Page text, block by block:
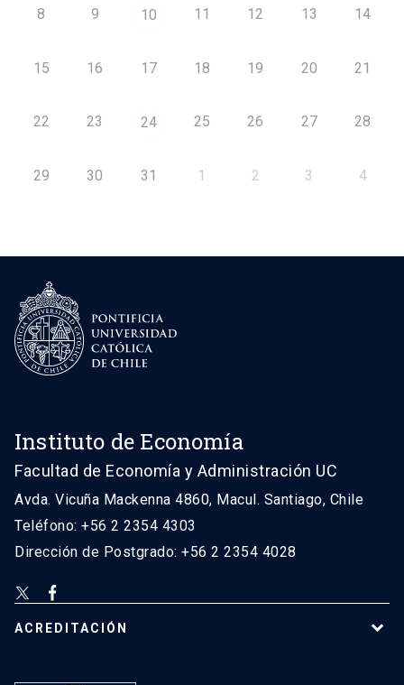
8 9 10 11 12 13 14
15 16 17 18 19 20 21
22 23 24 25 26 27 28
29 30 31 1 2 3 4
Instituto de Economía
Facultad de Economía y Administración UC
Avda. Vicuña Mackenna 4860, Macul. Santiago, Chile
Teléfono: +56 2 2354 4303
Dirección de Postgrado: +56 2 2354 4028
ACREDITACIÓN